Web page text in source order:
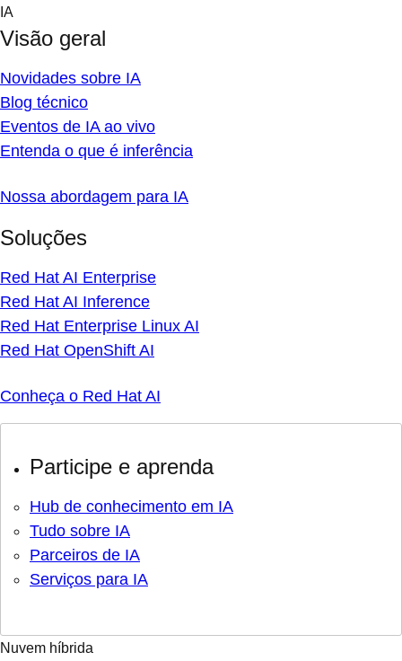
Skip
content
IA
Visão geral
Novidades sobre IA
Blog técnico
Eventos de IA ao vivo
Entenda o que é inferência
Nossa abordagem para IA
Soluções
Red Hat AI Enterprise
Red Hat AI Inference
Red Hat Enterprise Linux AI
Red Hat OpenShift AI
Conheça o Red Hat AI
Participe e aprenda
Hub de conhecimento em IA
Tudo sobre IA
Parceiros de IA
Serviços para IA
Nuvem híbrida